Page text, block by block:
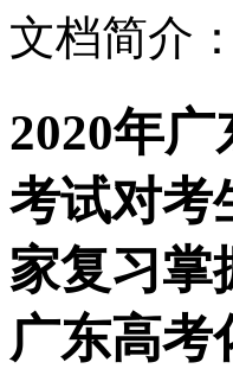
文档简介：
2020年
考试对考
家复习掌
广东高考